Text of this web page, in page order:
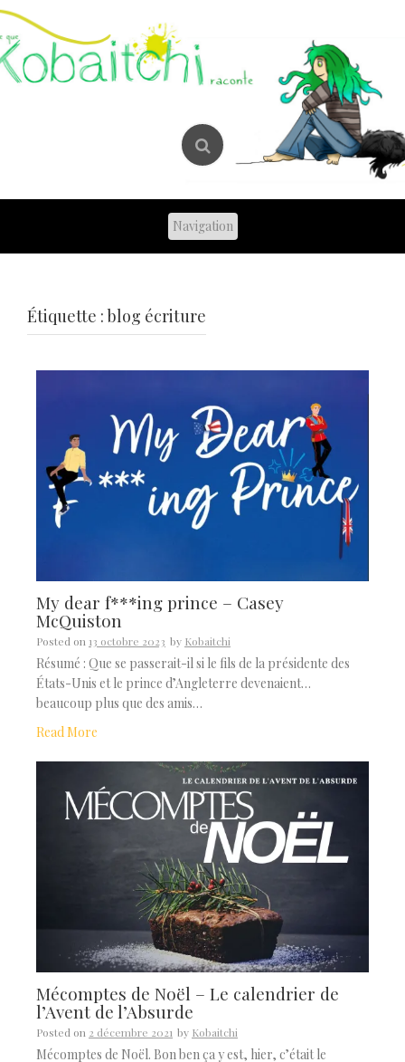
Skip
content
Étiquette :blog écriture
My dear f***ing prince – Casey
McQuiston
Posted on 13 octobre 2023 by Kobaitchi
Résumé : Que se passerait-il si le fils de la présidente des
États-Unis et le prince d’Angleterre devenaient…
beaucoup plus que des amis…
Read More
Mécomptes de Noël – Le calendrier de
l’Avent de l’Absurde
Posted on 2 décembre 2021 by Kobaitchi
Mécomptes de Noël. Bon ben ça y est, hier, c’était le